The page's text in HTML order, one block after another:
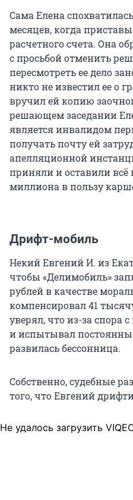
Сама Елена
месяцев, когда
расчетного счета. Она
с просьбой отменить
пересмотреть ее дело
никто не известил ее о
вручил ей копию
решающем заседании
является инвалидом
получать почту ей
апелляционной
приняли и оставили всё
миллиона в пользу
Дрифт-мобиль
Некий Евгений И. из
чтобы «Делимобиль»
рублей в качестве
компенсировал 41
уверял, что из-за спора
и испытывал
развилась бессонница.
Собственно, судебные
того, что Евгений
Не удалось загрузить